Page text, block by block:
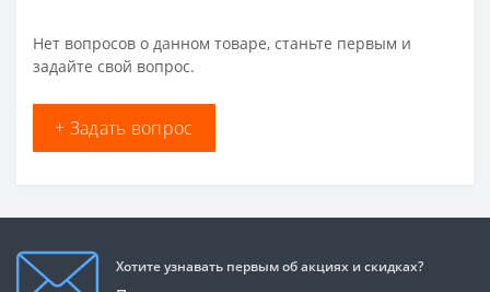
Нет вопросов о данном товаре, станьте первым и
задайте свой вопрос.
+ Задать вопрос
Хотите узнавать первым об акциях и скидках?